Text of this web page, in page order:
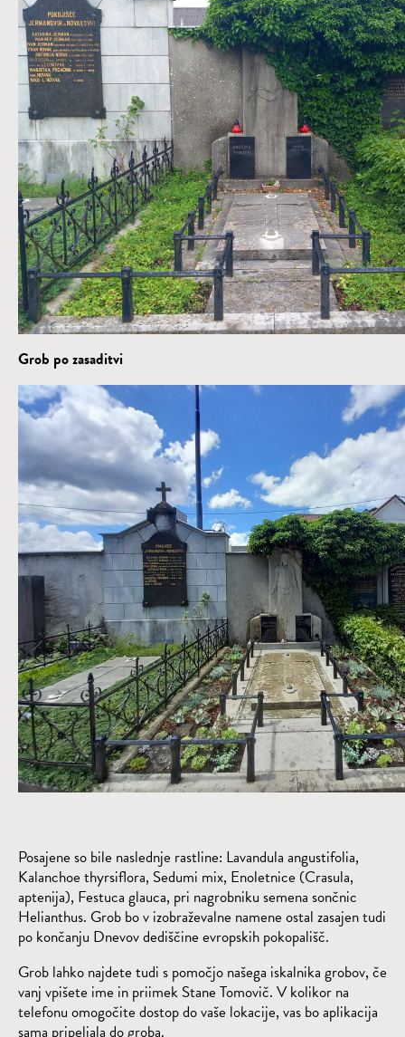
Grob po zasaditvi
Posajene so bile naslednje rastline: Lavandula angustifolia,
Kalanchoe thyrsiflora, Sedumi mix, Enoletnice (Crasula,
aptenija), Festuca glauca, pri nagrobniku semena sončnic
Helianthus. Grob bo v izobraževalne namene ostal zasajen tudi
po končanju Dnevov dediščine evropskih pokopališč.
Grob lahko najdete tudi s pomočjo našega iskalnika grobov, če
vanj vpišete ime in priimek Stane Tomovič. V kolikor na
telefonu omogočite dostop do vaše lokacije, vas bo aplikacija
sama pripeljala do groba.